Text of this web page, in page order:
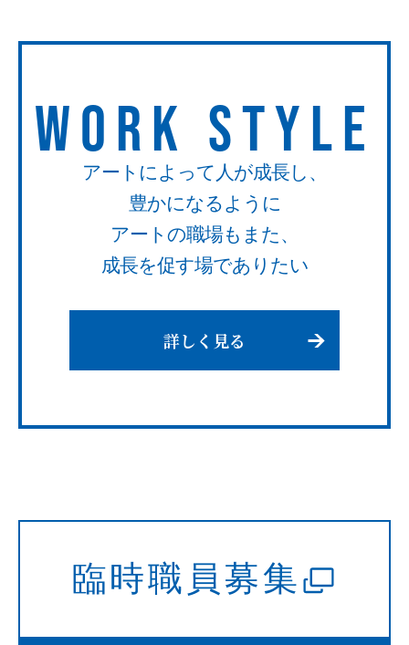
WORK STYLE
アートによって人が成長し、
豊かになるように
アートの職場もまた、
成長を促す場でありたい
詳しく見る
臨時職員募集